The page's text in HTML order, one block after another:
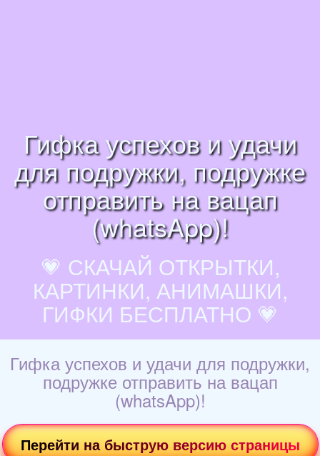
Гифка успехов и удачи
для подружки, подружке
отправить на вацап
(whatsApp)!
💗 СКАЧАЙ ОТКРЫТКИ,
КАРТИНКИ, АНИМАШКИ,
ГИФКИ БЕСПЛАТНО 💗
Гифка успехов и удачи для подружки,
подружке отправить на вацап
(whatsApp)!
Перейти на быструю версию страницы